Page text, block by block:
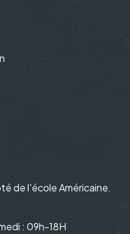
de l'école Américaine.
: 09h-18H